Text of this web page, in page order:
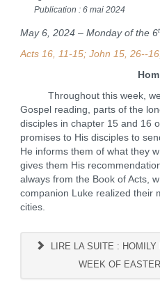
Publication : 6 mai 2024
May 6, 2024 – Monday of the 6
Acts 16, 11-15; John 15, 26--
Throughout this week, we
Gospel reading, parts of the
disciples in chapter 15 and 16
promises to His disciples to
He informs them of what they
gives them His
always from the Book of Acts,
companion Luke realized their
cities.
LIRE LA SUITE :
WEEK OF